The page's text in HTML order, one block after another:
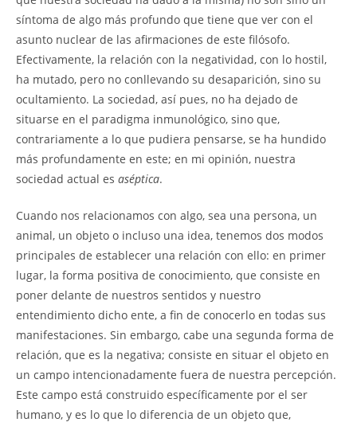
síntoma de algo más profundo que tiene que ver con el
asunto nuclear de las afirmaciones de este filósofo.
Efectivamente, la relación con la negatividad, con lo hostil,
ha mutado, pero no conllevando su desaparición, sino su
ocultamiento. La sociedad, así pues, no ha dejado de
situarse en el paradigma inmunológico, sino que,
contrariamente a lo que pudiera pensarse, se ha hundido
más profundamente en este; en mi opinión, nuestra
sociedad actual es aséptica.
Cuando nos relacionamos con algo, sea una persona, un
animal, un objeto o incluso una idea, tenemos dos modos
principales de establecer una relación con ello: en primer
lugar, la forma positiva de conocimiento, que consiste en
poner delante de nuestros sentidos y nuestro
entendimiento dicho ente, a fin de conocerlo en todas sus
manifestaciones. Sin embargo, cabe una segunda forma de
relación, que es la negativa; consiste en situar el objeto en
un campo intencionadamente fuera de nuestra percepción.
Este campo está construido específicamente por el ser
humano, y es lo que lo diferencia de un objeto que,